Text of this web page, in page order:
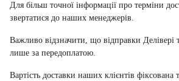
Для більш точної інформації про терміни
звертатися до наших менеджерів.
Важливо відзначити, що відправки Делівері
лише за передоплатою.
Вартість доставки наших клієнтів фіксована